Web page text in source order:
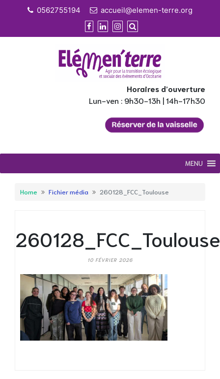
0562755194 accueil@elemen-terre.org
Horaires d’ouverture
Lun-ven : 9h30-13h | 14h-17h30
MENU
Home Fichier média 260128_FCC_Toulouse
260128_FCC_Toulouse
10 FÉVRIER 2026